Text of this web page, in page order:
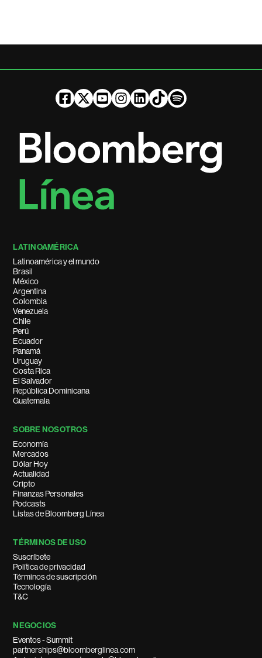
LATINOAMÉRICA
Latinoamérica y el mundo
Brasil
México
Argentina
Colombia
Venezuela
Chile
Perú
Ecuador
Panamá
Uruguay
Costa Rica
El Salvador
República Dominicana
Guatemala
SOBRE NOSOTROS
Economía
Mercados
Dólar Hoy
Actualidad
Cripto
Finanzas Personales
Podcasts
Listas de Bloomberg Línea
TÉRMINOS DE USO
Suscríbete
Política de privacidad
Términos de suscripción
Tecnología
T&C
NEGOCIOS
Eventos - Summit
partnerships@bloomberglinea.com